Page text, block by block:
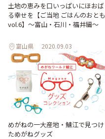
土地の恵みを口いっぱいにほおば
る幸せを【ご当地 ごはんのおとも
vol.6】〜富山・石川・福井編〜
富山県 2020.09.03
めがねの一大産地・鯖江で見つけ
ためがねグッズ